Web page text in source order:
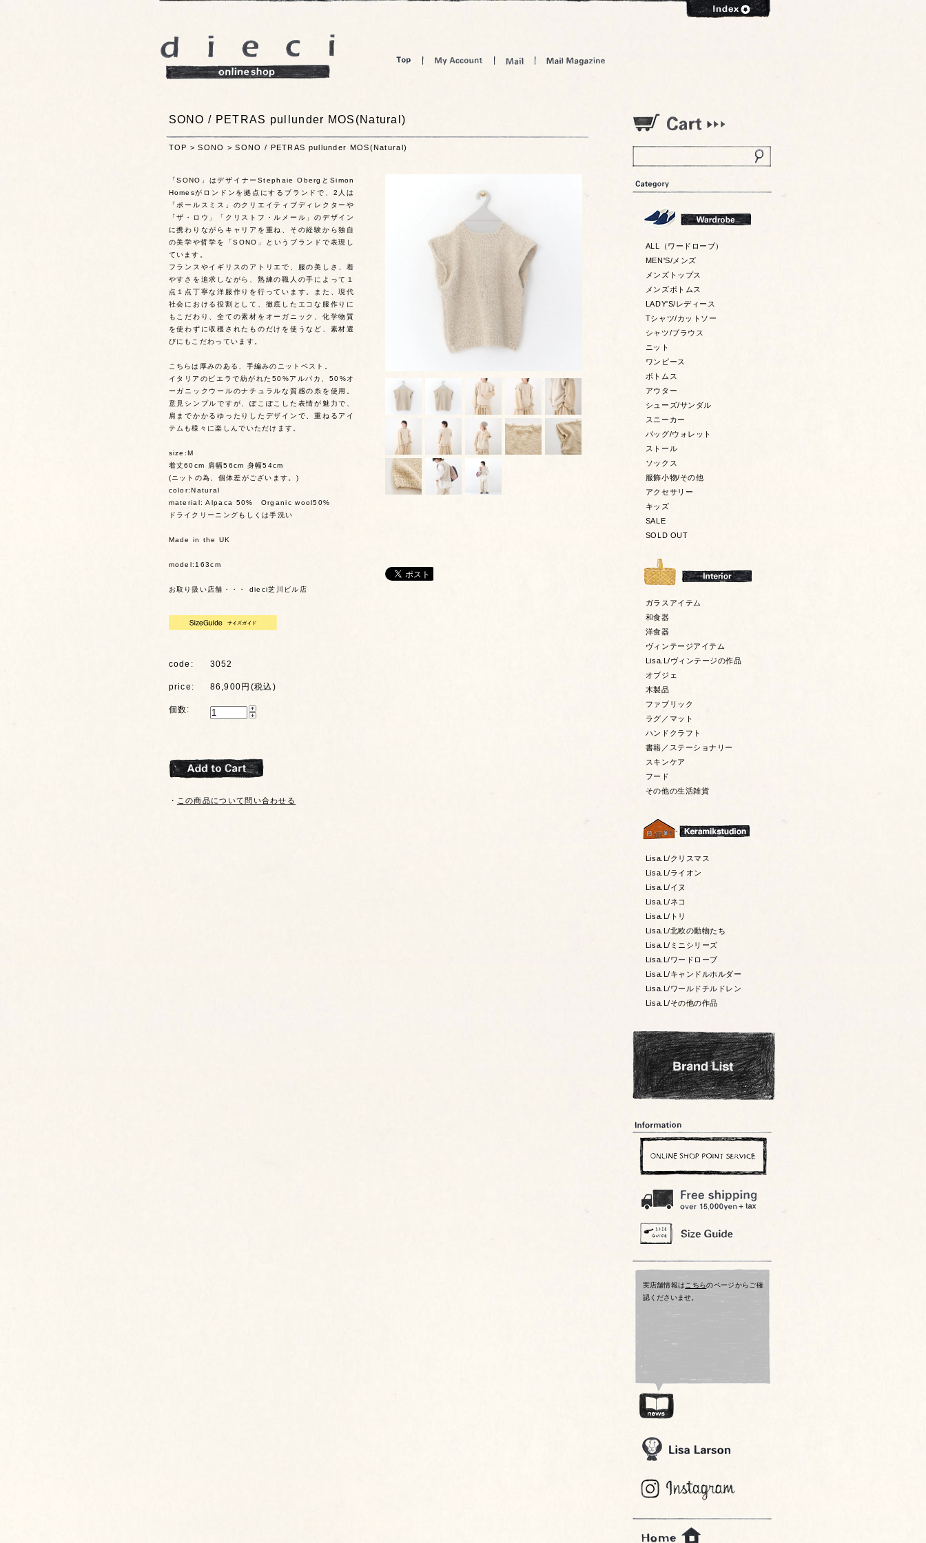
SONO / PETRAS pullunder MOS(Natural)
TOP >SONO >SONO / PETRAS pullunder MOS(Natural)
「SONO」はデザイナーStephaie ObergとSimon
Homesがロンドンを拠点にするブランドで、2人は
「ポールスミス」のクリエイティブディレクターや
「ザ・ロウ」「クリストフ・ルメール」のデザイン
に携わりながらキャリアを重ね、その経験から独自
の美学や哲学を「SONO」というブランドで表現し
ています。
フランスやイギリスのアトリエで、服の美しさ、着
やすさを追求しながら、熟練の職人の手によって１
点１点丁寧な洋服作りを行っています。また、現代
社会における役割として、徹底したエコな服作りに
もこだわり、全ての素材をオーガニック、化学物質
を使わずに収穫されたものだけを使うなど、素材選
びにもこだわっています。
こちらは厚みのある、手編みのニットベスト。
イタリアのビエラで紡がれた50%アルパカ、50%オ
ーガニックウールのナチュラルな質感の糸を使用。
意見シンプルですが、ぽこぽこした表情が魅力で、
肩までかかるゆったりしたデザインで、重ねるアイ
テムも様々に楽しんでいただけます。
size:M
着丈60cm 肩幅56cm 身幅54cm
(ニットの為、個体差がございます。)
color:Natural
material: Alpaca 50% Organic wool50%
ドライクリーニングもしくは手洗い
Made in the UK
model:163cm
お取り扱い店舗・・・ dieci芝川ビル店
code: 3052
price: 86,900円(税込)
個数:
・ この商品について問い合わせる
ALL（ワードローブ）
MEN'S/メンズ
メンズトップス
メンズボトムス
LADY'S/レディース
Tシャツ/カットソー
シャツ/ブラウス
ニット
ワンピース
ボトムス
アウター
シューズ/サンダル
スニーカー
バッグ/ウォレット
ストール
ソックス
服飾小物/その他
アクセサリー
キッズ
SALE
SOLD OUT
ガラスアイテム
和食器
洋食器
ヴィンテージアイテム
Lisa.L/ヴィンテージの作品
オブジェ
木製品
ファブリック
ラグ／マット
ハンドクラフト
書籍／ステーショナリー
スキンケア
フード
その他の生活雑貨
Lisa.L/クリスマス
Lisa.L/ライオン
Lisa.L/イヌ
Lisa.L/ネコ
Lisa.L/トリ
Lisa.L/北欧の動物たち
Lisa.L/ミニシリーズ
Lisa.L/ワードローブ
Lisa.L/キャンドルホルダー
Lisa.L/ワールドチルドレン
Lisa.L/その他の作品
実店舗情報はこちらのページからご確
認くださいませ。